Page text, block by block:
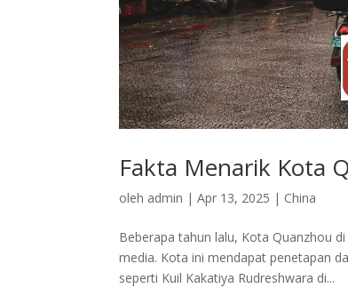
Fakta Menarik Kota
oleh admin |Apr 13, 2025 | China
Beberapa tahun lalu, Kota Quanzhou
media. Kota ini mendapat penetapan
seperti Kuil Kakatiya Rudreshwara di...